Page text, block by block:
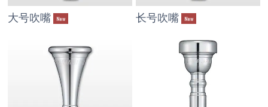
大号吹嘴 New 长号吹嘴 New